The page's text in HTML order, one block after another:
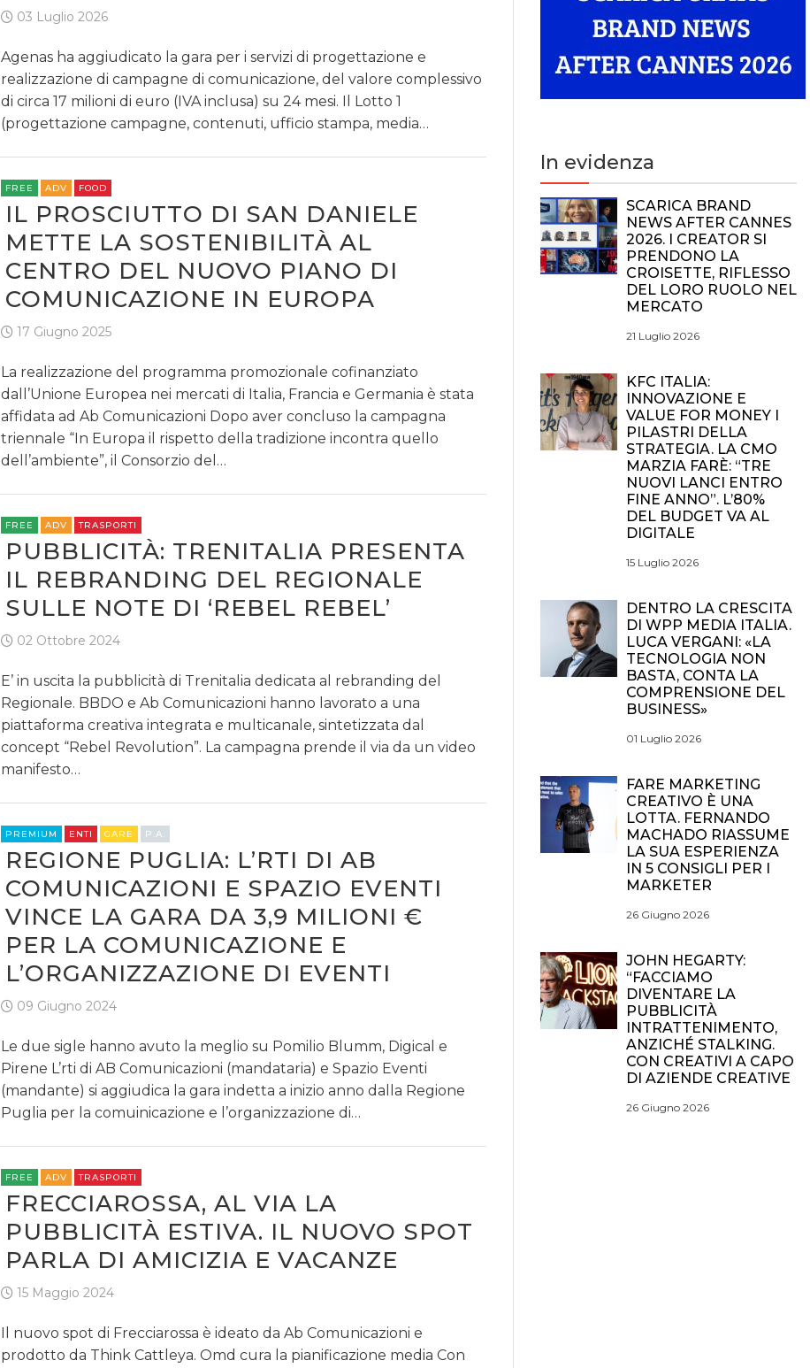
03 Luglio 2026
Agenas ha aggiudicato la gara per i servizi di progettazione e
realizzazione di campagne di comunicazione, del valore complessivo
di circa 17 milioni di euro (IVA inclusa) su 24 mesi. Il Lotto 1
(progettazione campagne, contenuti, ufficio stampa, media…
FREE ADV FOOD
IL PROSCIUTTO DI SAN DANIELE
METTE LA SOSTENIBILITÀ AL
CENTRO DEL NUOVO PIANO DI
COMUNICAZIONE IN EUROPA
17 Giugno 2025
La realizzazione del programma promozionale cofinanziato
dall’Unione Europea nei mercati di Italia, Francia e Germania è stata
affidata ad Ab Comunicazioni Dopo aver concluso la campagna
triennale “In Europa il rispetto della tradizione incontra quello
dell’ambiente”, il Consorzio del…
FREE ADV TRASPORTI
PUBBLICITÀ: TRENITALIA PRESENTA
IL REBRANDING DEL REGIONALE
SULLE NOTE DI ‘REBEL REBEL’
02 Ottobre 2024
E’ in uscita la pubblicità di Trenitalia dedicata al rebranding del
Regionale. BBDO e Ab Comunicazioni hanno lavorato a una
piattaforma creativa integrata e multicanale, sintetizzata dal
concept “Rebel Revolution”. La campagna prende il via da un video
manifesto…
PREMIUM ENTI GARE P.A.
REGIONE PUGLIA: L’RTI DI AB
COMUNICAZIONI E SPAZIO EVENTI
VINCE LA GARA DA 3,9 MILIONI €
PER LA COMUNICAZIONE E
L’ORGANIZZAZIONE DI EVENTI
09 Giugno 2024
Le due sigle hanno avuto la meglio su Pomilio Blumm, Digical e
Pirene L’rti di AB Comunicazioni (mandataria) e Spazio Eventi
(mandante) si aggiudica la gara indetta a inizio anno dalla Regione
Puglia per la comuinicazione e l’organizzazione di…
FREE ADV TRASPORTI
FRECCIAROSSA, AL VIA LA
PUBBLICITÀ ESTIVA. IL NUOVO SPOT
PARLA DI AMICIZIA E VACANZE
15 Maggio 2024
Il nuovo spot di Frecciarossa è ideato da Ab Comunicazioni e
prodotto da Think Cattleya. Omd cura la pianificazione media Con
In evidenza
SCARICA BRAND
NEWS AFTER CANNES
2026. I CREATOR SI
PRENDONO LA
CROISETTE, RIFLESSO
DEL LORO RUOLO NEL
MERCATO
21 Luglio 2026
KFC ITALIA:
INNOVAZIONE E
VALUE FOR MONEY I
PILASTRI DELLA
STRATEGIA. LA CMO
MARZIA FARÈ: “TRE
NUOVI LANCI ENTRO
FINE ANNO”. L’80%
DEL BUDGET VA AL
DIGITALE
15 Luglio 2026
DENTRO LA CRESCITA
DI WPP MEDIA ITALIA.
LUCA VERGANI: «LA
TECNOLOGIA NON
BASTA, CONTA LA
COMPRENSIONE DEL
BUSINESS»
01 Luglio 2026
FARE MARKETING
CREATIVO È UNA
LOTTA. FERNANDO
MACHADO RIASSUME
LA SUA ESPERIENZA
IN 5 CONSIGLI PER I
MARKETER
26 Giugno 2026
JOHN HEGARTY:
“FACCIAMO
DIVENTARE LA
PUBBLICITÀ
INTRATTENIMENTO,
ANZICHÉ STALKING.
CON CREATIVI A CAPO
DI AZIENDE CREATIVE
26 Giugno 2026